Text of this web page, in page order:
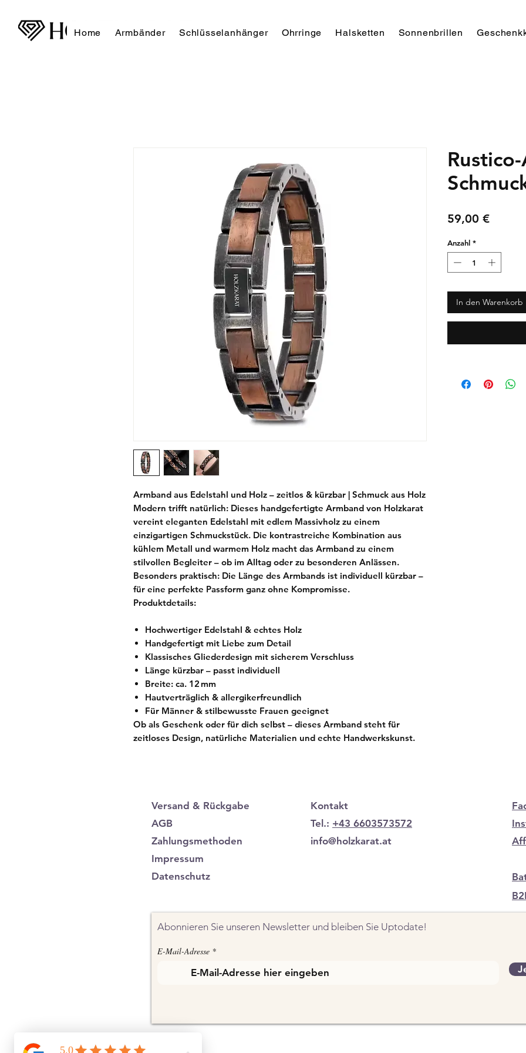
Home Armbänder Schlüsselanhänger Ohrringe Halsketten Sonnenbrillen
Armband aus Edelstahl und Holz – zeitlos & kürzbar | Schmuck aus Holz
Modern trifft natürlich: Dieses handgefertigte Armband von Holzkarat
vereint eleganten Edelstahl mit edlem Massivholz zu einem
einzigartigen Schmuckstück. Die kontrastreiche Kombination aus
kühlem Metall und warmem Holz macht das Armband zu einem
stilvollen Begleiter – ob im Alltag oder zu besonderen Anlässen.
Besonders praktisch: Die Länge des Armbands ist individuell kürzbar –
für eine perfekte Passform ganz ohne Kompromisse.
Produktdetails:
Hochwertiger Edelstahl & echtes Holz
Handgefertigt mit Liebe zum Detail
Klassisches Gliederdesign mit sicherem Verschluss
Länge kürzbar – passt individuell
Breite: ca. 12 mm
Hautverträglich & allergikerfreundlich
Für Männer & stilbewusste Frauen geeignet
Ob als Geschenk oder für dich selbst – dieses Armband steht für
zeitloses Design, natürliche Materialien und echte Handwerkskunst.
59,00 €Preis
Anzahl *
In den Warenkorb
Versand & Rückgabe
AGB
Zahlungsmethoden
Impressum
Datenschutz
Kontakt
Tel.: +43 6603573572
info@holzkarat.at
Abonnieren Sie unseren Newsletter und bleiben Sie Uptodate!
E-Mail-Adresse